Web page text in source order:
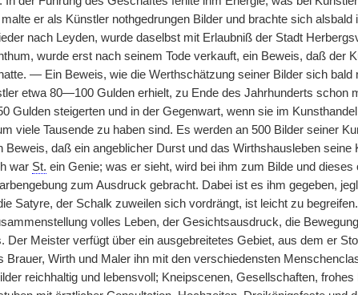
er als Künstler nothgedrungen Bilder und brachte sich alsbald
nach Leyden, wurde daselbst mit Erlaubniß der Stadt
wurde erst nach seinem Tode verkauft, ein Beweis, daß der
— Ein Beweis, wie die Werthschätzung seiner Bilder sich bald
etwa 80—100 Gulden erhielt, zu Ende des Jahrhunderts schon
Gulden steigerten und in der Gegenwart, wenn sie im
viele Tausende zu haben sind. Es werden an 500 Bilder seiner
daß ein angeblicher Durst und das Wirthshausleben seine
war St. ein Genie; was er sieht, wird bei ihm zum Bilde und dieses
zum Ausdruck gebracht. Dabei ist es ihm gegeben,
Satyre, der Schalk zuweilen sich vordrängt, ist leicht zu
volles Leben, der Gesichtsausdruck, die
Der Meister verfügt über ein ausgebreitetes Gebiet, aus dem er
Brauer, Wirth und Maler ihn mit den verschiedensten
reichhaltig und lebensvoll; Kneipscenen, Gesellschaften, frohes